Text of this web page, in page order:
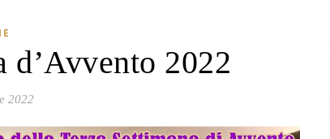
d’Avvento 2022
2022